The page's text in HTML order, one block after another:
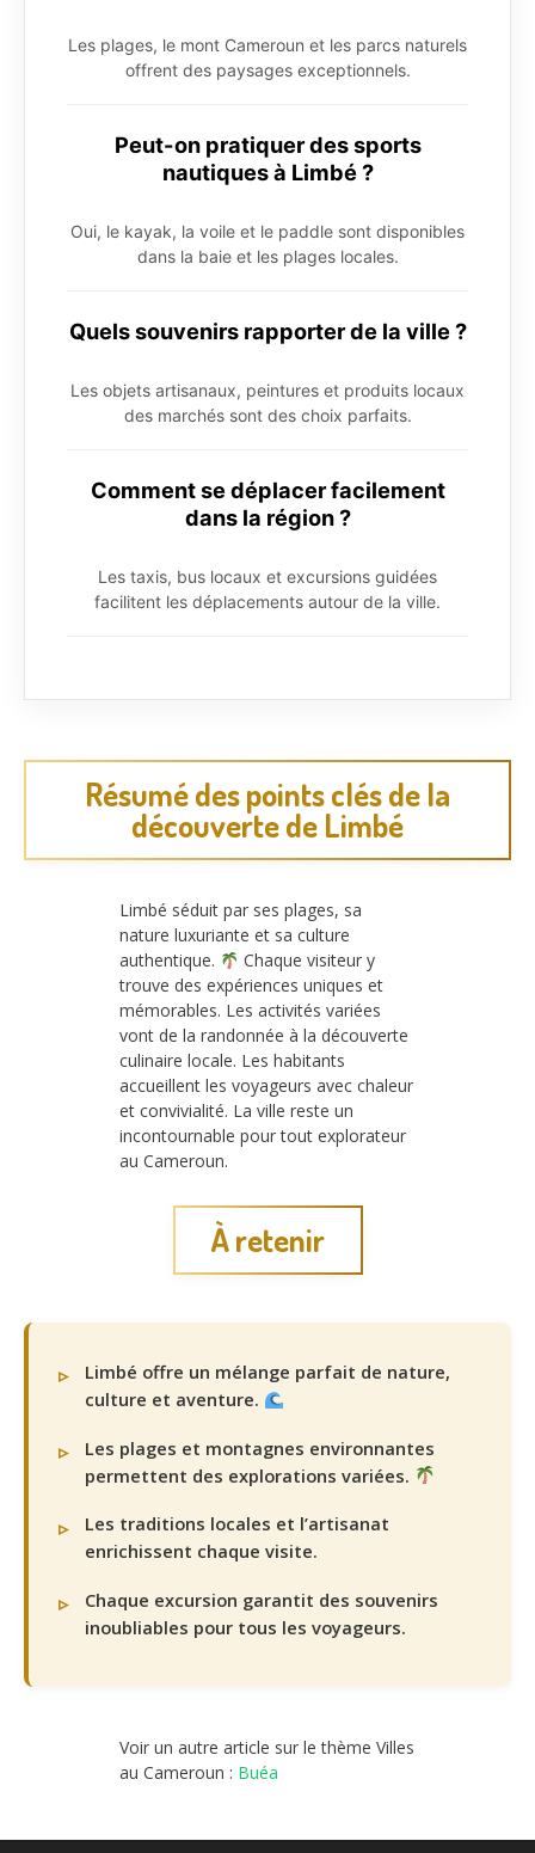
Les plages, le mont Cameroun et les parcs naturels
offrent des paysages exceptionnels.
Peut-on pratiquer des sports
nautiques à Limbé ?
Oui, le kayak, la voile et le paddle sont disponibles
dans la baie et les plages locales.
Quels souvenirs rapporter de la ville ?
Les objets artisanaux, peintures et produits locaux
des marchés sont des choix parfaits.
Comment se déplacer facilement
dans la région ?
Les taxis, bus locaux et excursions guidées
facilitent les déplacements autour de la ville.
Résumé des points clés de la
découverte de Limbé
Limbé séduit par ses plages, sa
nature luxuriante et sa culture
authentique.
Chaque visiteur y
trouve des expériences uniques et
mémorables. Les activités variées
vont de la randonnée à la découverte
culinaire locale. Les habitants
accueillent les voyageurs avec chaleur
et convivialité. La ville reste un
incontournable pour tout explorateur
au Cameroun.
À retenir
Limbé offre un mélange parfait de nature,
culture et aventure.
Les plages et montagnes environnantes
permettent des explorations variées.
Les traditions locales et l’artisanat
enrichissent chaque visite.
Chaque excursion garantit des souvenirs
inoubliables pour tous les voyageurs.
Voir un autre article sur le thème Villes
au Cameroun : Buéa